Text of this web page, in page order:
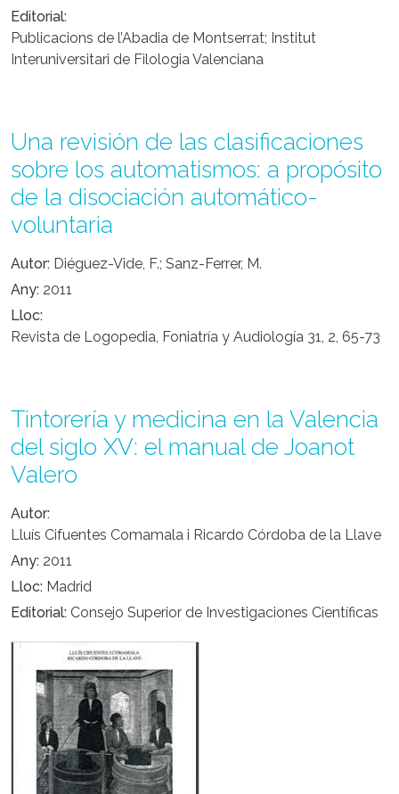
Editorial
Publicacions de l’Abadia de Montserrat; Institut
Interuniversitari de Filologia Valenciana
Una revisión de las clasificaciones
sobre los automatismos: a propósito
de la disociación automático-
voluntaria
Autor Diéguez-Vide, F.; Sanz-Ferrer, M.
Any 2011
Lloc
Revista de Logopedia, Foniatría y Audiología 31, 2, 65-73
Tintorería y medicina en la Valencia
del siglo XV: el manual de Joanot
Valero
Autor
Lluís Cifuentes Comamala i Ricardo Córdoba de la Llave
Any 2011
Lloc Madrid
Editorial Consejo Superior de Investigaciones Científicas